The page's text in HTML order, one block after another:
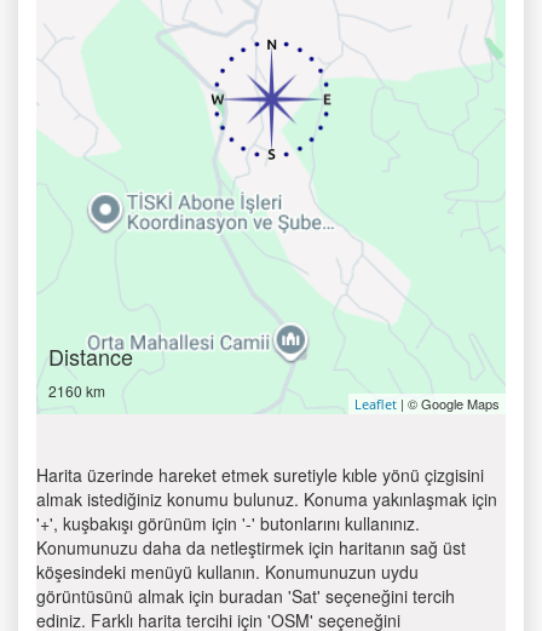
Distance
2160 km
Leaflet | © Google Maps
Harita üzerinde hareket etmek suretiyle kıble yönü çizgisini
almak istediğiniz konumu bulunuz. Konuma yakınlaşmak için
'+', kuşbakışı görünüm için '-' butonlarını kullanınız.
Konumunuzu daha da netleştirmek için haritanın sağ üst
köşesindeki menüyü kullanın. Konumunuzun uydu
görüntüsünü almak için buradan 'Sat' seçeneğini tercih
ediniz. Farklı harita tercihi için 'OSM' seçeneğini